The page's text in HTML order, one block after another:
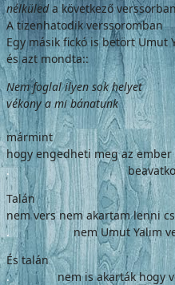
nélküleda következő
A tizenhatodik verssoromban
Egy másik fickó is betört Umut
és azt mondta::
Nem foglal ilyen sok helyet
vékony a mi bánatunk
mármint
hogy engedheti meg az
.beavatkozzon a
Talán
nem vers nem akartam lenni
.nem Umut Yalım
És talán
.nem is akarták hogy